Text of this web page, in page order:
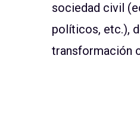
sociedad civil
políticos, etc.),
transformación